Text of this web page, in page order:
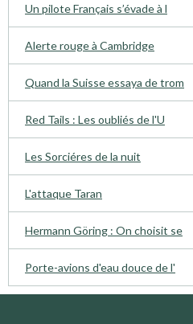
Un pilote Français s’évade à l
Alerte rouge à Cambridge
Quand la Suisse essaya de trom
Red Tails : Les oubliés de l'U
Les Sorciéres de la nuit
L'attaque Taran
Hermann Göring : On choisit se
Porte-avions d'eau douce de l'